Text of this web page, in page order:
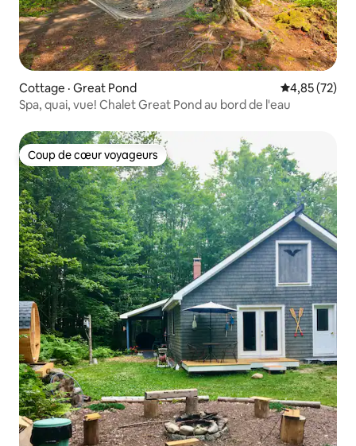
Cottage · Great Pond Note
4,85 (72)
Spa, quai, vue! Chalet Great Pond au bord de l'eau
Coup de cœur voyageurs
Coup de cœur voyageurs